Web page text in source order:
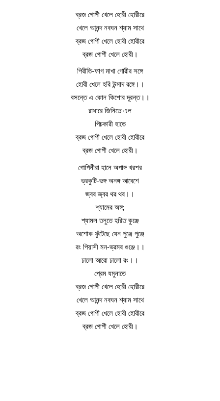
ব্রজ গোপী খেলে হোরী হোরীরে
খেলে আনন্দ নবঘন শ্যাম সাথে
ব্রজ গোপী খেলে হোরী হোরীরে
ব্রজ গোপী খেলে হোরী।
পিরীতি-ফাগ মাখা গোরীর সঙ্গে
হোরী খেলে হরি উন্মাদ রঙ্গে।।
বসন্তে এ কোন কিশোর দূরন্ত।।
রাধারে জিনিতে এল
পিচকারী হাতে
ব্রজ গোপী খেলে হোরী হোরীরে
ব্রজ গোপী খেলে হোরী।
গোপিনীরা হানে অপাঙ্গ খরশর
ভ্রকুটি-ভঙ্গ অনঙ্গ আবেশে
জ্বর জ্বর থর থর।।
শ্যামের অঙ্গ;
শ্যামল তনুতে হরিত কুঞ্জে
অশোক ফুঁটেছে যেন পুঞ্জে পুঞ্জে
রং পিয়াসী মন-ভ্রমর গুঞ্জে।।
ঢালো আরো ঢালো রং।।
প্রেম যমুনাতে
ব্রজ গোপী খেলে হোরী হোরীরে
খেলে আনন্দ নবঘন শ্যাম সাথে
ব্রজ গোপী খেলে হোরী হোরীরে
ব্রজ গোপী খেলে হোরী।